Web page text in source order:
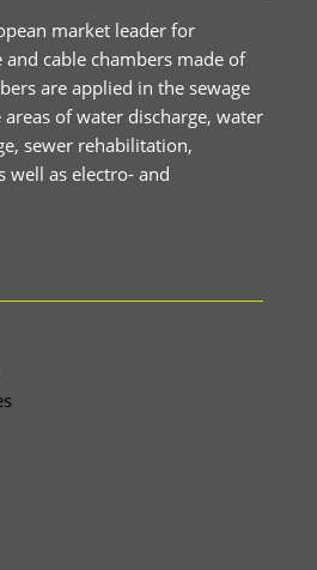
market leader for
and cable chambers made of
are applied in the sewage
of water discharge, water
sewer rehabilitation,
well as electro- and